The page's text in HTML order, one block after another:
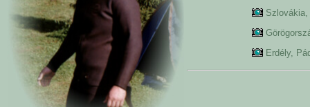
Erdély,